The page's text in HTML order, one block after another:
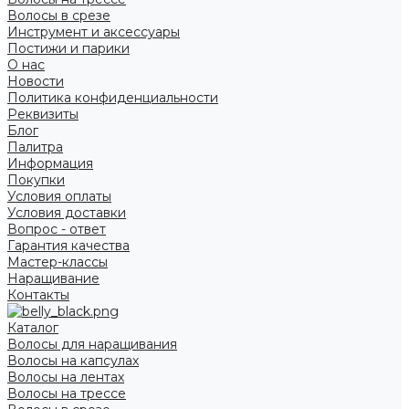
Волосы в срезе
Инструмент и аксессуары
Постижи и парики
О нас
Новости
Политика конфиденциальности
Реквизиты
Блог
Палитра
Информация
Покупки
Условия оплаты
Условия доставки
Вопрос - ответ
Гарантия качества
Мастер-классы
Наращивание
Контакты
Каталог
Волосы для наращивания
Волосы на капсулах
Волосы на лентах
Волосы на трессе